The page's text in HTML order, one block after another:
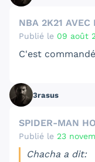
Publié le 09 août
C'est
3rasus
SPIDER-MAN
Publié le 23
Chacha a dit: